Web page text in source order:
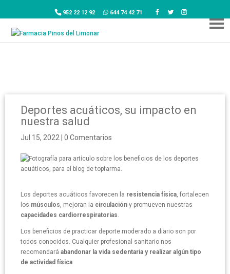
952 22 12 92 644 74 42 71
Deportes acuáticos, su impacto en
nuestra salud
Jul 15, 2022 0 Comentarios
Los deportes acuáticos favorecen la resistencia física, fortalecen
los músculos, mejoran la circulación y promueven nuestras
capacidades cardiorrespiratorias.
Los beneficios de practicar deporte moderado a diario son por
todos conocidos. Cualquier profesional sanitario nos
recomendará abandonar la vida sedentaria y realizar algún tipo
de actividad física.